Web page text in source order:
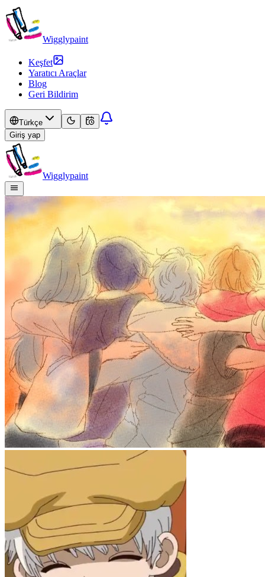
Wigglypaint
Keşfet
Yaratıcı Araçlar
Blog
Geri Bildirim
Türkçe
Giriş yap
Wigglypaint